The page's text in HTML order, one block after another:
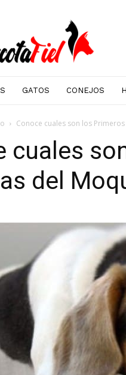
Mascotafiel
GATOS CONEJOS
Conoce cuales son los
cuales
del